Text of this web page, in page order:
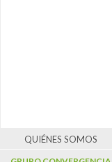
QUIÉNES SOMOS